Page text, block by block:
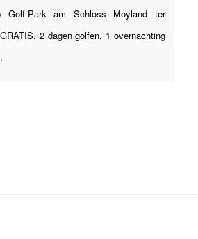
Golf-Park am Schloss Moyland ter
2 dagen golfen, 1 overnachting